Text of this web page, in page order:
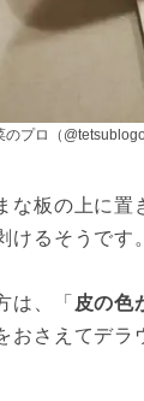
プロ（
な板の上に
けるそうです。
は、「 皮の色
おさえてデラ